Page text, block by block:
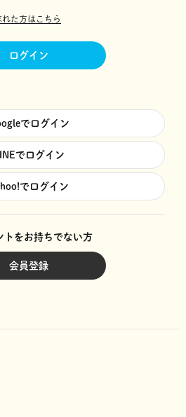
た方はこちら
ログイン
でログイン
でログイン
でログイン
トをお持ちでない方
会員登録